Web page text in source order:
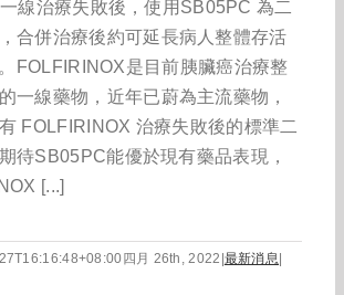
線治療失敗後，使用SB05PC 為二
合併治療後約可延長病人整體存活
FOLFIRINOX是目前胰臟癌治療整
一線藥物，近年已蔚為主流藥物，
FOLFIRINOX 治療失敗後的標準二
待SB05PC能優於現有藥品表現，
[...]
四月 26th, 2022 最新消息